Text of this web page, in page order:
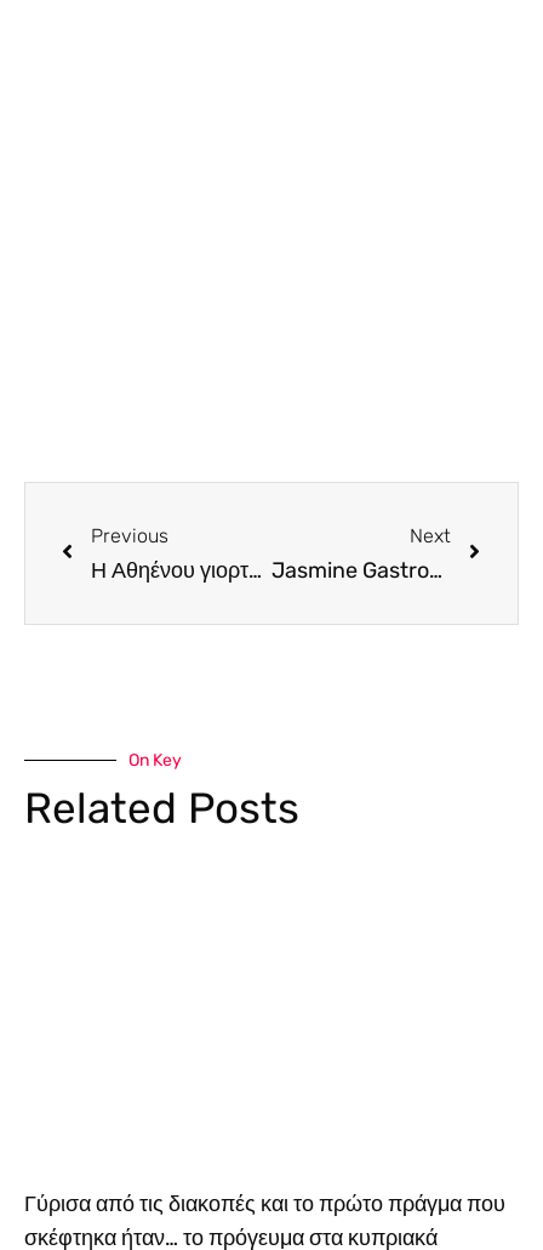
Previous
Η Αθηένου γιορτάζει τους παραγωγούς και τα προϊόντα τους
Next
Jasmine Gastrobar. Το γαστρονομικό hot spot της Λακατάμειας, ετοιμάζει τη νέα του κάρτα
On Key
Related Posts
Γύρισα από τις διακοπές και το πρώτο πράγμα που
σκέφτηκα ήταν… το πρόγευμα στα κυπριακά